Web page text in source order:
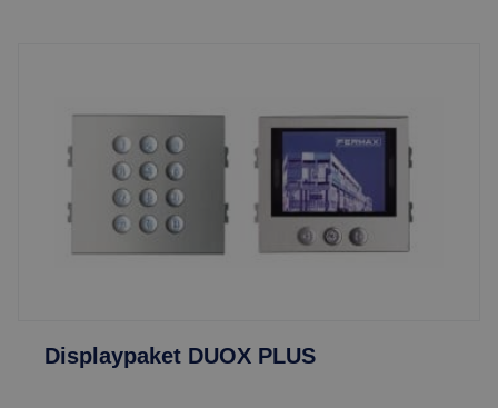
Displaypaket DUOX PLUS